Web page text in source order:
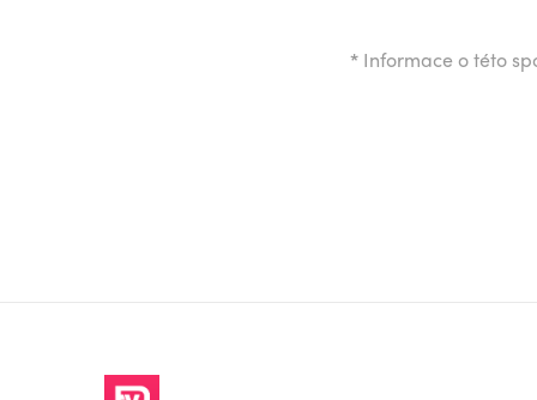
* Informace o této